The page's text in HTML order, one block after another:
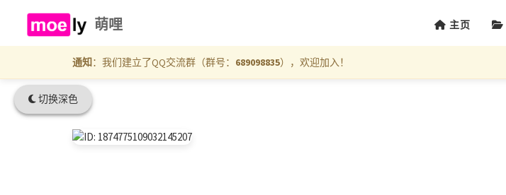
切换深色
萌哩 主页
通知：我们建立了QQ交流群（群号： 689098835），欢迎加入！